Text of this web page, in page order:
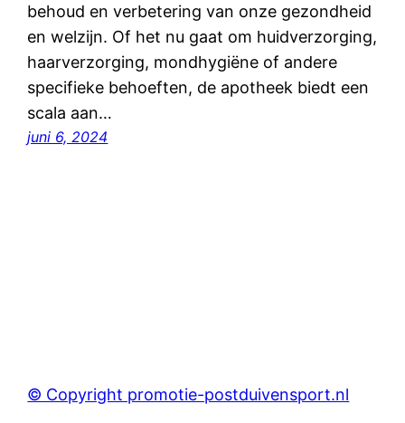
behoud en verbetering van onze gezondheid
en welzijn. Of het nu gaat om huidverzorging,
haarverzorging, mondhygiëne of andere
specifieke behoeften, de apotheek biedt een
scala aan…
juni 6, 2024
© Copyright promotie-postduivensport.nl